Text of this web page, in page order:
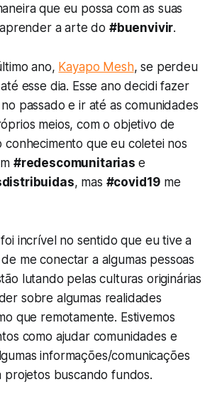
que eu possa com as suas
a arte do #buenvivir.
ano, Kayapo Mesh, se perdeu
esse dia. Esse ano decidi fazer
passado e ir até as comunidades
meios, com o objetivo de
conhecimento que eu coletei nos
#redescomunitarias e
, mas #covid19 me
incrível no sentido que eu tive a
me conectar a algumas pessoas
lutando pelas culturas originárias
sobre algumas realidades
que remotamente. Estivemos
como ajudar comunidades e
informações/comunicações
projetos buscando fundos.